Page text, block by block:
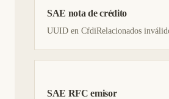
SAE nota de crédito
UUID en CfdiRelacionados
SAE RFC emisor